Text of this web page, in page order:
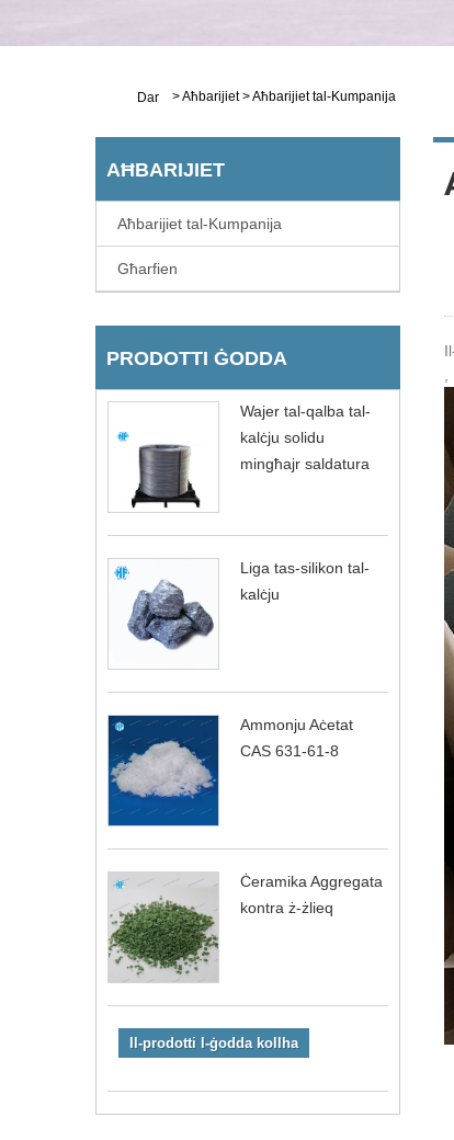
Dar >Aħbarijiet >Aħbarijiet tal-Kumpanija
AĦBARIJIET
Aħbarijiet tal-Kumpanija
Għarfien
PRODOTTI ĠODDA
Wajer tal-qalba tal-
kalċju solidu
mingħajr saldatura
Liga tas-silikon tal-
kalċju
Ammonju Aċetat
CAS 631-61-8
Ċeramika Aggregata
kontra ż-żlieq
Il-prodotti l-ġodda kollha